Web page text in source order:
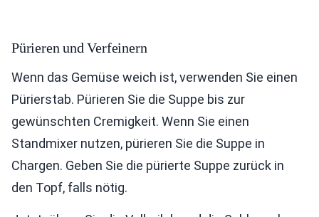
Pürieren und Verfeinern
Wenn das Gemüse weich ist, verwenden Sie einen
Pürierstab. Pürieren Sie die Suppe bis zur
gewünschten Cremigkeit. Wenn Sie einen
Standmixer nutzen, pürieren Sie die Suppe in
Chargen. Geben Sie die pürierte Suppe zurück in
den Topf, falls nötig.